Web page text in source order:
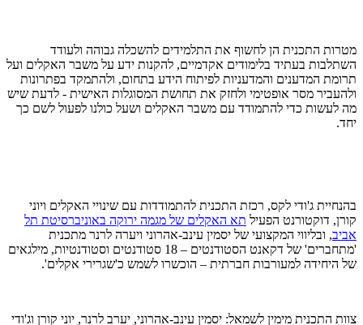
מטרות התכנית הן לחשוף את התלמידים להשכלה גבוהה ולעודד
השתלבות בעתיד בלימודים אקדמיים, להקנות ידע על משבר האקלים ועל
תרומת המדענים והמדעניות לפיתוח הידע בתחום, ולהתמקד בפתרונות
ולהעביר מסר אופטימי ולחזק את תחושת המסוגלות האישית - לדעת שיש
מה לעשות כדי להתמודד עם משבר האקלים ושעל כולנו לפעול לשם כך
יחד.
בהנחיית ג'ודי לקס, רכזת התכנית להתמודדות עם שינויי האקלים ויוני
קורן, דוקטורנט הפעיל תא האקלים של מגמה ירוקה באוניברסיטת תל
אביב, ובליווי המקצועי של יסמין עינב-אהרוני ויערה לרנר מתכנית
'מתחברים' של דקאנט הסטודנטים – 18 סטודנטים וסטודנטיות, מילגאים
של היחידה למעורבות חברתית – הוכשרו לשמש כ'שגרירי אקלים'.
צוות התכנית מימין לשמאל: יסמין עינב-אהרוני, יערב לרנר, יוני קורן וג'ודי